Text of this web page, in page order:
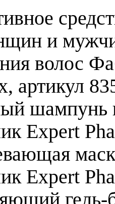
и
волос
, артикул
шампунь
Expert
Expert
гель-